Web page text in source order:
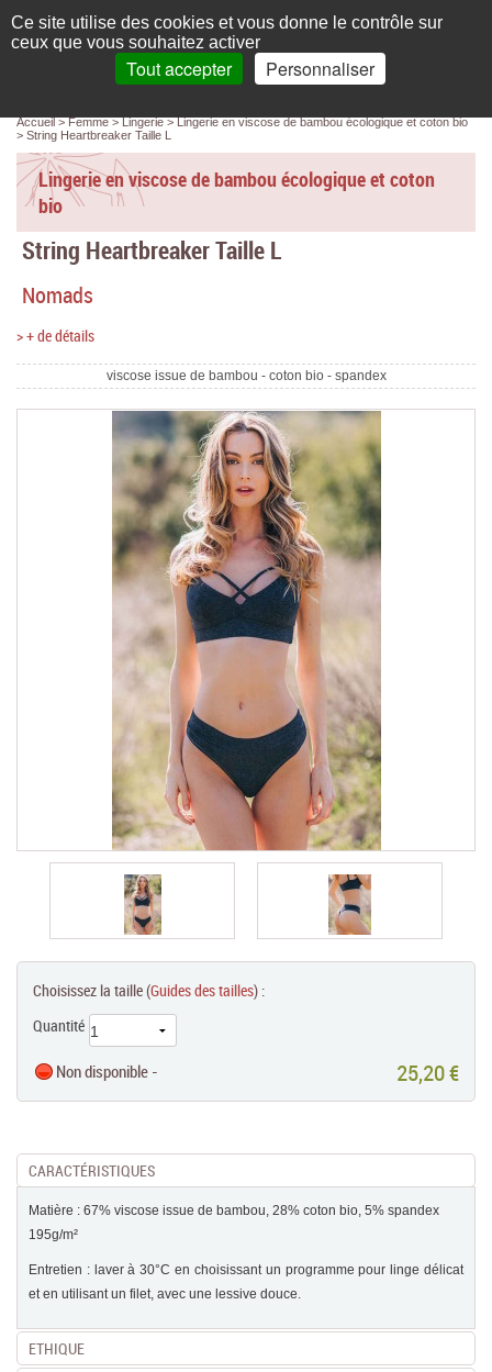
L'élégance au naturel
compte
Français
Recherche
Accueil
Femme
Homme
Bébé & enfant
Chaussettes & collants
Linge de maison
Chèques Cadeaux
PROMOTIONS
Accueil Femme Lingerie
Lingerie en viscose de bambou écologique et coton bio
String Heartbreaker Taille L
Lingerie en viscose de bambou écologique et coton
bio
String Heartbreaker Taille L
Nomads
> + de détails
viscose issue de bambou - coton bio - spandex
Choisissez la taille (Guides des tailles) :
Quantité
Non disponible - 25,20 €
CARACTÉRISTIQUES
Matière : 67% viscose issue de bambou, 28% coton bio, 5% spandex
195g/m²
Entretien : laver à 30°C en choisissant un programme pour linge délicat
et en utilisant un filet, avec une lessive douce.
ETHIQUE
Panneau de gestion des cookies
Ce site utilise des cookies et vous donne le contrôle sur
ceux que vous souhaitez activer
Tout accepter Personnaliser